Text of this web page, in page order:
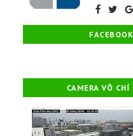
FACEBOOK
CAMERA VÕ CHÍ